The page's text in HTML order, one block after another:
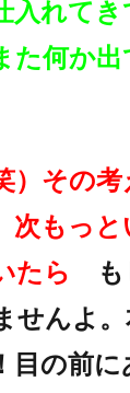
入れて
何か出
）その
次もっ
たら
せんよ
目の前